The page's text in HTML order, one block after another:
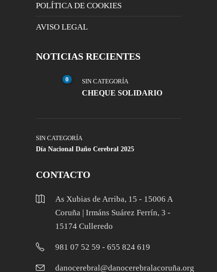
POLÍTICA DE COOKIES
AVISO LEGAL
NOTICIAS RECIENTES
0 SIN CATEGORÍA
CHEQUE SOLIDARIO
SIN CATEGORÍA
Día Nacional Daño Cerebral 2025
CONTACTO
As Xubias de Arriba, 15 - 15006 A
Coruña | Irmáns Suárez Ferrín, 3 -
15174 Culleredo
981 07 52 59 - 655 824 619
danocerebral@danocerebralacoruña.org